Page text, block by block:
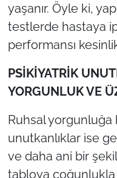
yaşanır. Öyle ki,
testlerde hastaya
performansı
PSİKİYATRİK
YORGUNLUK VE
Ruhsal yorgunluğa
unutkanlıklar ise
ve daha ani bir
tabloya